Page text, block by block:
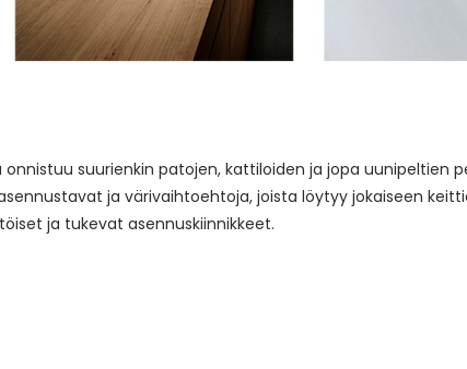
suurienkin patojen, kattiloiden ja jopa uunipeltien
ja värivaihtoehtoja, joista löytyy jokaiseen
ja tukevat asennuskiinnikkeet.